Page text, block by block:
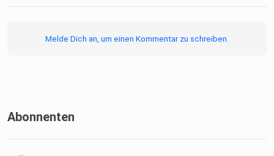
Melde Dich an, um einen Kommentar zu schreiben.
Abonnenten